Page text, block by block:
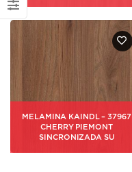
MELAMINA KAINDL – 37967
CHERRY PIEMONT
SINCRONIZADA SU